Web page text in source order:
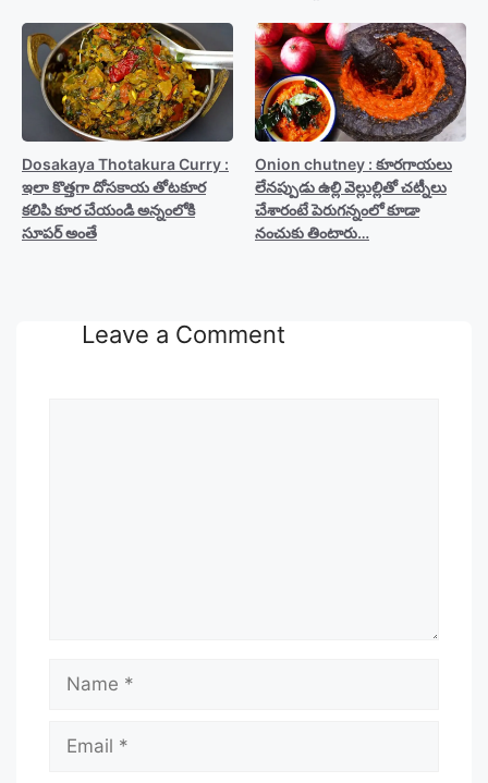
Dosakaya Thotakura Curry :
ఇలా కొత్తగా దోసకాయ తోటకూర
కలిపి కూర చేయండి అన్నంలోకి
సూపర్ అంతే
Onion chutney : కూరగాయలు
లేనప్పుడు ఉల్లి వెల్లుల్లితో చట్నీలు
చేశారంటే పెరుగన్నంలో కూడా
నంచుకు తింటారు…
Leave a Comment
Name
Email